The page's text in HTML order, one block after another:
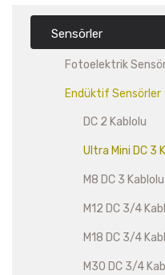
Sensörler
Fotoelektrik
Endüktif Sensörler
DC 2 Kablolu
Ultra Mini DC 3
M8 DC 3 Kablolu
M12 DC 3/4
M18 DC 3/4
M30 DC 3/4